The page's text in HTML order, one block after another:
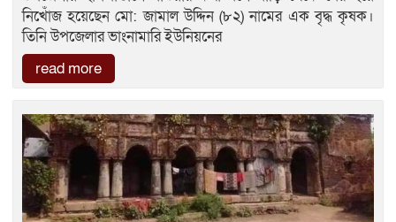
নিখোঁজ হয়েছেন মো: জামাল উদ্দিন (৮২) নামের এক বৃদ্ধ কৃষক।
তিনি উপজেলার ভাংনামারি ইউনিয়নের
read more